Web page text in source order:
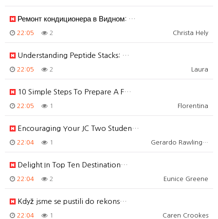
Ремонт кондиционера в Видном: …
Christa Hely
22:05 2
Understanding Peptide Stacks: …
Laura
22:05 2
10 Simple Steps To Prepare A F…
Florentina
22:05 1
Encouraging Your JC Two Studen…
Gerardo Rawling…
22:04 1
Delight In Top Ten Destination…
Eunice Greene
22:04 2
Když jsme se pustili do rekons…
Caren Crookes
22:04 1